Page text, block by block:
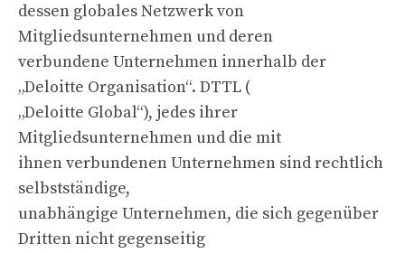
dessen globales Netzwerk von
Mitgliedsunternehmen und deren
verbundene Unternehmen innerhalb der
„Deloitte Organisation“. DTTL (
„Deloitte Global“), jedes ihrer
Mitgliedsunternehmen und die mit
ihnen verbundenen Unternehmen sind rechtlich
selbstständige,
unabhängige Unternehmen, die sich gegenüber
Dritten nicht gegenseitig